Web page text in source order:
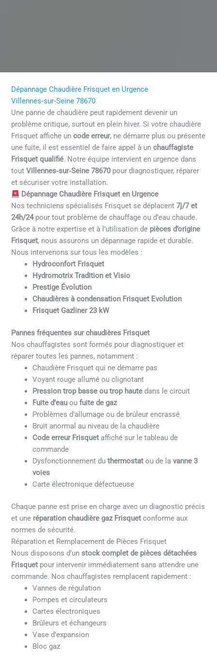
Dépannage Chaudière Frisquet en Urgence
Villennes‑sur‑Seine 78670
Une panne de chaudière peut rapidement devenir un
problème critique, surtout en plein hiver. Si votre chaudière
Frisquet affiche uncode erreur, ne démarre plus ou présente
une fuite, il est essentiel de faire appel à unchauffagiste
Frisquet qualifié. Notre équipe intervient en urgence dans
toutVillennes‑sur‑Seine 78670 pour diagnostiquer, réparer
et sécuriser votre installation.
Dépannage Chaudière Frisquet en Urgence
Nos techniciens spécialisés Frisquet se déplacent7j/7 et
24h/24pour tout problème de chauffage ou d’eau chaude.
Grâce à notre expertise et à l’utilisation de pièces d’origine
Frisquet, nous assurons un dépannage rapide et durable.
Nous intervenons sur tous les modèles :
Hydroconfort Frisquet
Hydromotrix Tradition et Visio
Prestige Évolution
Chaudières à condensation Frisquet Evolution
Frisquet Gazliner 23 kW
Pannes fréquentes sur chaudières Frisquet
Nos chauffagistes sont formés pour diagnostiquer et
réparer toutes les pannes, notamment :
Chaudière Frisquet qui ne démarre pas
Voyant rouge allumé ou clignotant
Pression trop basse ou trop haute dans le circuit
Fuite d’eau oufuite de gaz
Problèmes d’allumage ou de brûleur encrassé
Bruit anormal au niveau de la chaudière
Code erreur Frisquet affiché sur le tableau de
commande
Dysfonctionnement duthermostat ou de lavanne 3
voies
Carte électronique défectueuse
Chaque panne est prise en charge avec un diagnostic précis
et une réparation chaudière gaz Frisquet conforme aux
normes de sécurité.
Réparation et Remplacement de Pièces Frisquet
Nous disposons d’unstock complet de pièces détachées
Frisquet pour intervenir immédiatement sans attendre une
commande. Nos chauffagistes remplacent rapidement :
Vannes de régulation
Pompes et circulateurs
Cartes électroniques
Brûleurs et échangeurs
Vase d’expansion
Bloc gaz